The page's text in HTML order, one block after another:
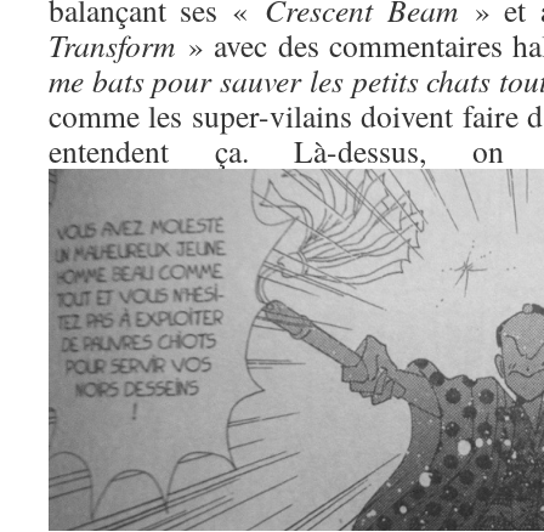
balançant ses « Crescent Beam» et
Transform » avec des commentaires
me bats pour sauver les petits chats
comme les super-vilains doivent faire
entendent ça. Là-dessus,